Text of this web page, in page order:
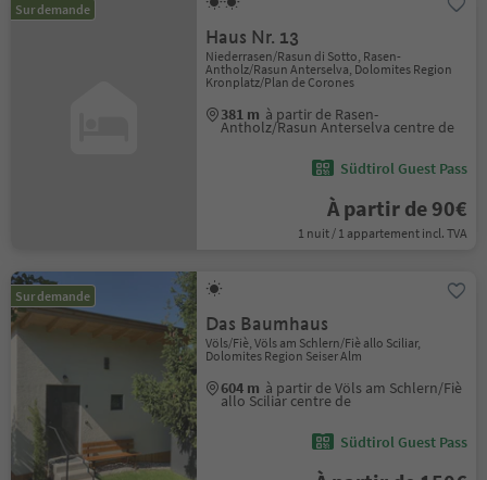
Sur demande
Haus Nr. 13
Niederrasen/Rasun di Sotto, Rasen-
Antholz/Rasun Anterselva, Dolomites Region
Kronplatz/Plan de Corones
381 m à partir de Rasen-
Antholz/Rasun Anterselva centre de
Südtirol Guest Pass
À partir de 90€
1 nuit / 1 appartement incl. TVA
Sur demande
Das Baumhaus
Völs/Fiè, Völs am Schlern/Fiè allo Sciliar,
Dolomites Region Seiser Alm
604 m à partir de Völs am Schlern/Fiè
allo Sciliar centre de
Südtirol Guest Pass